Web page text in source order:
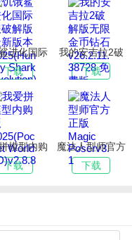
进化国际
版最新版
Shark
方正版
下载
我的安吉拉2破
解版无限金币钻
石
v26.2.11.38728
免费版
下载
模型内购
World
下载
魔法人型师官方
正版Magic
Poserv3.1
下载